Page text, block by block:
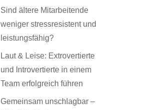
Sind ältere Mitarbeitende
weniger stressresistent und
leistungsfähig?
Laut & Leise: Extrovertierte
und Introvertierte in einem
Team erfolgreich führen
Gemeinsam unschlagbar –